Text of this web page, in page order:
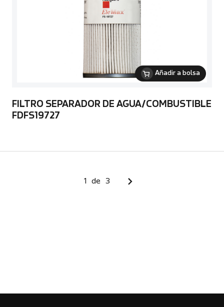
Añadir a bolsa
FILTRO SEPARADOR DE AGUA/COMBUSTIBLE
FDFS19727
1 de 3